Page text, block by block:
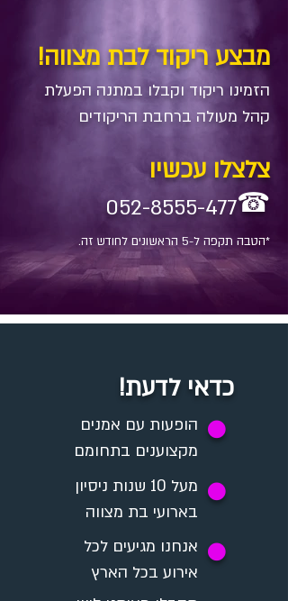
מבצע ריקוד לבת מצווה!
הזמינו ריקוד וקבלו במתנה​ הפעלת
קהל מעולה ברחבת הריקודים
צלצלו עכשיו
052-8555-477☎
*הטבה תקפה ל-5 הראשונים לחודש זה.
כדאי לדעת!
הופעות עם אמנים
מקצוענים בתחומם
✪
מעל 10 שנות ניסיון
בארועי בת מצווה
✪
אנחנו מגיעים לכל
אירוע בכל הארץ
✪